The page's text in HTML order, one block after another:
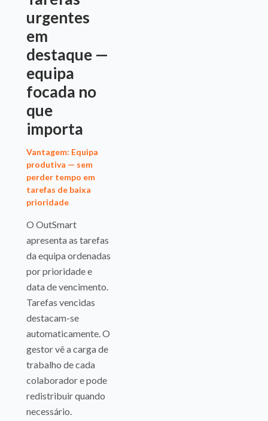
urgentes
em
destaque —
equipa
focada no
que
importa
Vantagem: Equipa
produtiva — sem
perder tempo em
tarefas de baixa
prioridade
O OutSmart
apresenta as tarefas
da equipa ordenadas
por prioridade e
data de vencimento.
Tarefas vencidas
destacam-se
automaticamente. O
gestor vê a carga de
trabalho de cada
colaborador e pode
redistribuir quando
necessário.